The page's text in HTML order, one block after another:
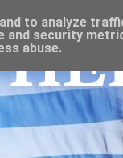
to analyze
and security
abuse.